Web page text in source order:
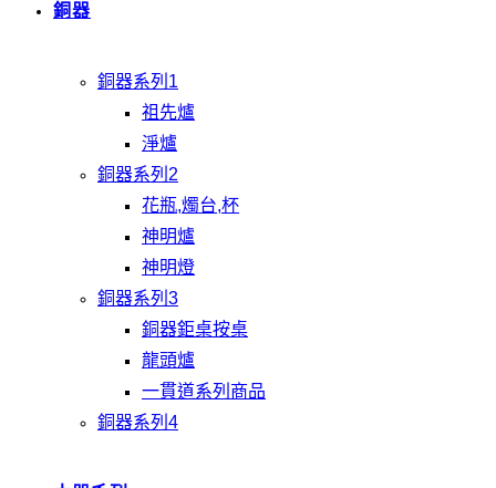
銅器
銅器系列1
祖先爐
淨爐
銅器系列2
花瓶,燭台,杯
神明爐
神明燈
銅器系列3
銅器鉅桌按桌
龍頭爐
一貫道系列商品
銅器系列4